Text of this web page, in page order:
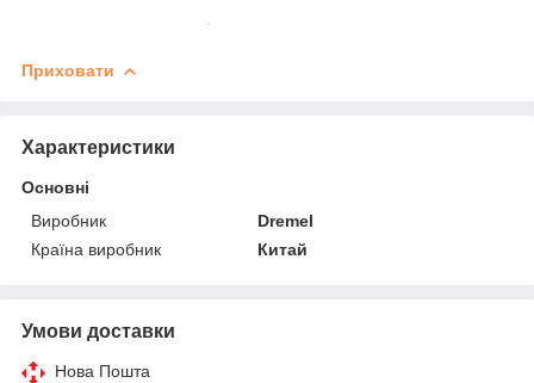
Приховати
Характеристики
Основні
Виробник
Dremel
Країна виробник
Китай
Умови доставки
Нова Пошта